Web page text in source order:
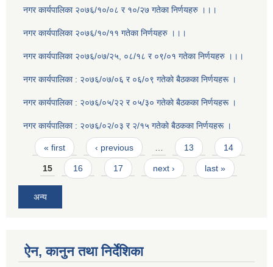
नगर कार्यपालिका २०७६/१०/०८ र १०/२७ गतेका निर्णयहरु ।।।
नगर कार्यपालिका २०७६/१०/११ गतेका निर्णयहरु ।।।
नगर कार्यपालिका २०७६/०७/२५, ०८/१८ र ०९/०१ गतेका निर्णयहरु ।।।
नगर कार्यपालिका : २०७६/०७/०६ र ०६/०९ गतेकाे बैठकका निर्णयहरू ।
नगर कार्यपालिका : २०७६/०५/२२ र ०५/३० गतेकाे बैठकका निर्णयहरू ।
नगर कार्यपालिका : २०७६/०२/०३ र २/१५ गतेकाे बैठकका निर्णयहरू ।
Pages
« first ‹ previous … 13 14
15 16 17 next › last »
अन्य
ऐन, कानुन तथा निर्देशिका